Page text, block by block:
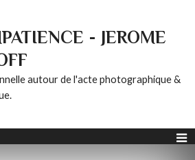
- JEROME
autour de l'acte photographique &